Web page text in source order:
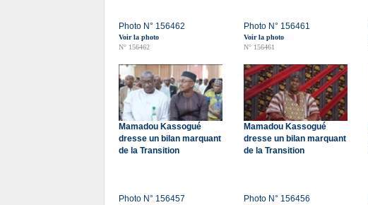
Photo N° 156462
Voir la photo
N° 156462
Photo N° 156461
Voir la photo
N° 156461
Mamadou Kassogué
dresse un bilan marquant
de la Transition
Photo N° 156457
Mamadou Kassogué
dresse un bilan marquant
de la Transition
Photo N° 156456